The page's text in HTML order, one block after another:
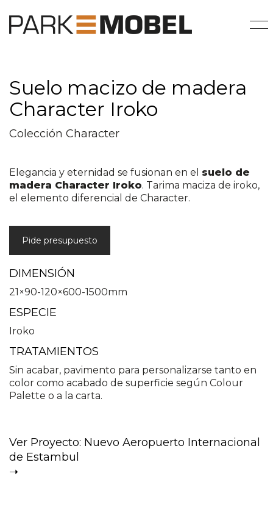
Suelo macizo de madera
Character Iroko
Colección Character
Elegancia y eternidad se fusionan en el suelo de
madera Character Iroko. Tarima maciza de iroko,
el elemento diferencial de Character.
Pide presupuesto
DIMENSIÓN
21×90-120×600-1500mm
ESPECIE
Iroko
TRATAMIENTOS
Sin acabar, pavimento para personalizarse tanto en
color como acabado de superficie según Colour
Palette o a la carta.
Ver Proyecto: Nuevo Aeropuerto Internacional
de Estambul